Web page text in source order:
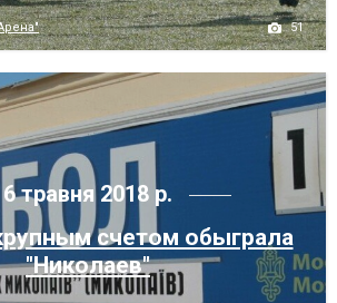
51
6 травня 2018 р.
счетом обыграла
"Николаев"